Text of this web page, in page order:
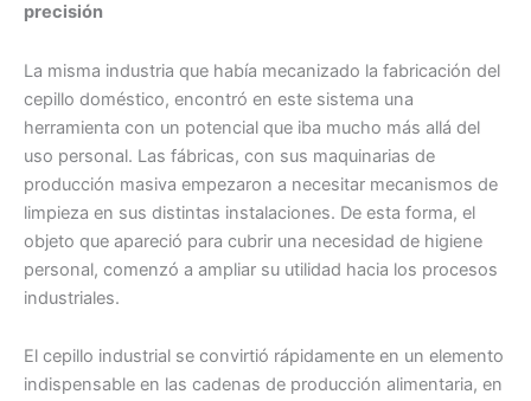
precisión
La misma industria que había mecanizado la fabricación del
cepillo doméstico, encontró en este sistema una
herramienta con un potencial que iba mucho más allá del
uso personal. Las fábricas, con sus maquinarias de
producción masiva empezaron a necesitar mecanismos de
limpieza en sus distintas instalaciones. De esta forma, el
objeto que apareció para cubrir una necesidad de higiene
personal, comenzó a ampliar su utilidad hacia los procesos
industriales.
El cepillo industrial se convirtió rápidamente en un elemento
indispensable en las cadenas de producción alimentaria, en